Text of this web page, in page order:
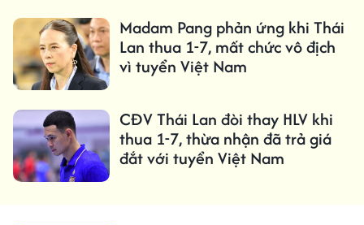
Madam Pang phản ứng khi Thái
Lan thua 1-7, mất chức vô địch
vì tuyển Việt Nam
CĐV Thái Lan đòi thay HLV khi
thua 1-7, thừa nhận đã trả giá
đắt với tuyển Việt Nam